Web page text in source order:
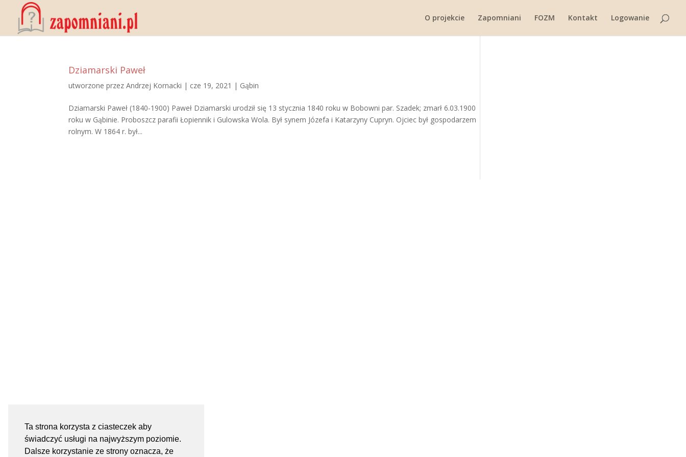
Ta strona korzysta z ciasteczek aby
świadczyć usługi na najwyższym poziomie.
Dalsze korzystanie ze strony oznacza, że
O projekcie Zapomniani FOZM Kontakt Logowanie
Dziamarski Paweł
utworzone przezAndrzej Kornacki | cze 19, 2021 | Gąbin
Dziamarski Paweł (1840-1900) Paweł Dziamarski urodził się 13 stycznia 1840 roku w Bobowni par. Szadek; zmarł 6.03.1900
roku w Gąbinie. Proboszcz parafii Łopiennik i Gulowska Wola. Był synem Józefa i Katarzyny Cupryn. Ojciec był gospodarzem
rolnym. W 1864 r. był...